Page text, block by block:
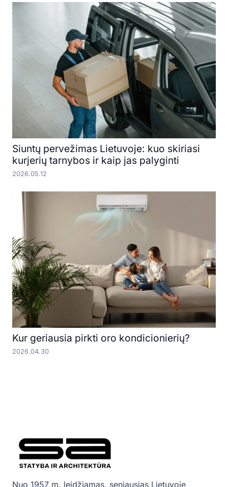
Siuntų pervežimas Lietuvoje: kuo skiriasi
kurjerių tarnybos ir kaip jas palyginti
2026.05.12
Kur geriausia pirkti oro kondicionierių?
2026.04.30
Nuo 1957 m. leidžiamas, seniausias Lietuvoje